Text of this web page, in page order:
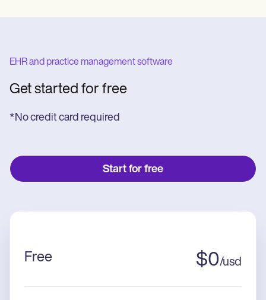
EHR and practice management software
Get started for free
*No credit card required
Start for free
Free $0/usd